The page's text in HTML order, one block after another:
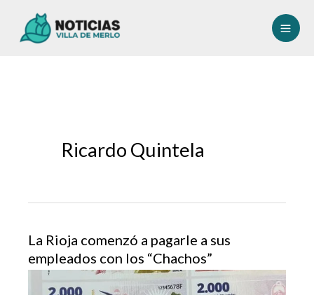
Ricardo Quintela
La Rioja comenzó a pagarle a sus
empleados con los “Chachos”